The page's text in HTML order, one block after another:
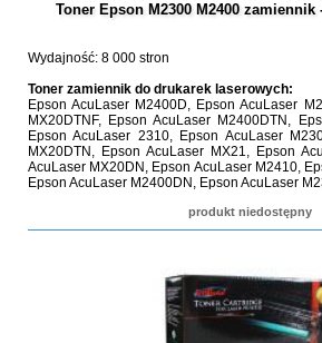
Toner Epson M2300 M2400 zamiennik
Wydajność: 8 000 stron
Toner zamiennik do drukarek laserowych:
Epson AcuLaser M2400D, Epson AcuLaser
MX20DTNF, Epson AcuLaser M2400DTN,
Epson AcuLaser 2310, Epson AcuLaser
MX20DTN, Epson AcuLaser MX21, Epson
AcuLaser MX20DN, Epson AcuLaser M2410,
Epson AcuLaser M2400DN, Epson AcuLaser
produkt niedostępny